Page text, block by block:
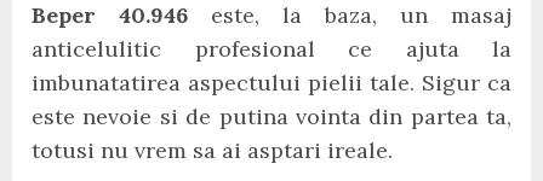
Beper 40.946 este, la baza, un masaj
anticelulitic profesional ce ajuta la
imbunatatirea aspectului pielii tale. Sigur ca
este nevoie si de putina vointa din partea ta,
totusi nu vrem sa ai asptari ireale.